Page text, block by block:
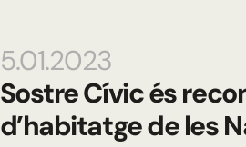
5.01.2023
Sostre Cívic és
d’habitatge de les